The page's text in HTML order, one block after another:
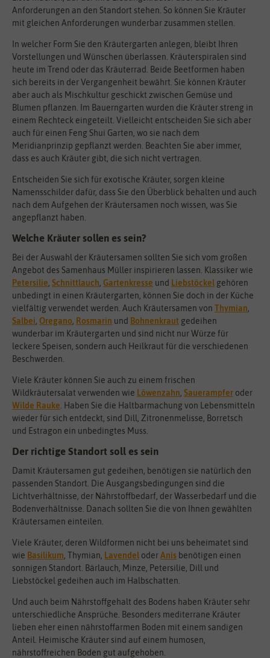
Anforderungen an den Standort stehen. So können Sie Kräuter
mit gleichen Anforderungen wunderbar zusammen stellen.
In welcher Form Sie den Kräutergarten anlegen, bleibt Ihren
Vorstellungen und Wünschen überlassen. Kräuterspiralen sind
heute im Trend oder das Kräuterrad. Beide Beetformen haben
sich bereits in der Vergangenheit bewährt. Sie können Kräuter
aber auch als Mischkultur geschickt zwischen Gemüse und
Blumen pflanzen. Im Bauerngarten wurden die Kräuter streng in
einem Rechteck eingeteilt. Vielleicht entscheiden Sie sich aber
auch für einen Feng Shui Garten, wo sie nach dem
Meridianprinzip gepflanzt werden. Beachten Sie aber immer,
dass es auch Kräuter gibt, die sich nicht vertragen.
Entscheiden Sie sich für exotische Kräuter, sorgen kleine
Namensschilder dafür, dass Sie den Überblick behalten und auch
nach dem Aufgehen der Kräutersamen noch wissen, was Sie
angepflanzt haben.
Welche Kräuter sollen es sein?
Bei der Auswahl der Kräutersamen sollten Sie sich vom großen
Angebot des Samenhaus Müller inspirieren lassen. Klassiker wie
Petersilie, Schnittlauch, Gartenkresse und Liebstöckel gehören
unbedingt in einen Kräutergarten, können Sie doch in der Küche
vielfältig verwendet werden. Auch Kräutersamen von Thymian,
Salbei, Oregano, Rosmarin und Bohnenkraut gedeihen
wunderbar im Kräutergarten und sind nicht nur Würze für
leckere Speisen, sondern auch Heilkraut für die verschiedenen
Beschwerden.
Viele Kräuter können Sie auch zu einem frischen
Wildkräutersalat verwenden wie Löwenzahn, Sauerampfer oder
Wilde Rauke . Haben Sie die Haltbarmachung von Lebensmitteln
wieder für sich entdeckt, sind Dill, Zitronenmelisse, Borretsch
und Estragon ein unbedingtes Muss.
Der richtige Standort soll es sein
Damit Kräutersamen gut gedeihen, benötigen sie natürlich den
passenden Standort. Die Ausgangsbedingungen sind die
Lichtverhältnisse, der Nährstoffbedarf, der Wasserbedarf und die
Bodenverhältnisse. Danach sollten Sie die von Ihnen gewählten
Kräutersamen einteilen.
Viele Kräuter, deren Wildformen nicht bei uns beheimatet sind
wie Basilikum, Thymian, Lavendel oderAnis benötigen einen
sonnigen Standort. Bärlauch, Minze, Petersilie, Dill und
Liebstöckel gedeihen auch im Halbschatten.
Und auch beim Nährstoffgehalt des Bodens haben Kräuter sehr
unterschiedliche Ansprüche. Besonders mediterrane Kräuter
lieben eher einen nährstoffarmen Boden mit einem sandigen
Anteil. Heimische Kräuter sind auf einem humosen,
nährstoffreichen Boden gut aufgehoben.